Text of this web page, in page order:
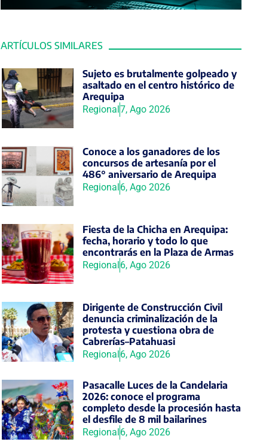
ARTÍCULOS SIMILARES
Sujeto es brutalmente golpeado y
asaltado en el centro histórico de
Arequipa
Regional7, Ago 2026
Conoce a los ganadores de los
concursos de artesanía por el
486° aniversario de Arequipa
Regional6, Ago 2026
Fiesta de la Chicha en Arequipa:
fecha, horario y todo lo que
encontrarás en la Plaza de Armas
Regional6, Ago 2026
Dirigente de Construcción Civil
denuncia criminalización de la
protesta y cuestiona obra de
Cabrerías–Patahuasi
Regional6, Ago 2026
Pasacalle Luces de la Candelaria
2026: conoce el programa
completo desde la procesión hasta
el desfile de 8 mil bailarines
Regional6, Ago 2026